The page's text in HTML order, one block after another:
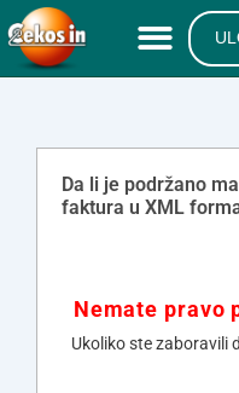
Da li je podržano
faktura u XML
Nemate pravo
Ukoliko ste zaboravili